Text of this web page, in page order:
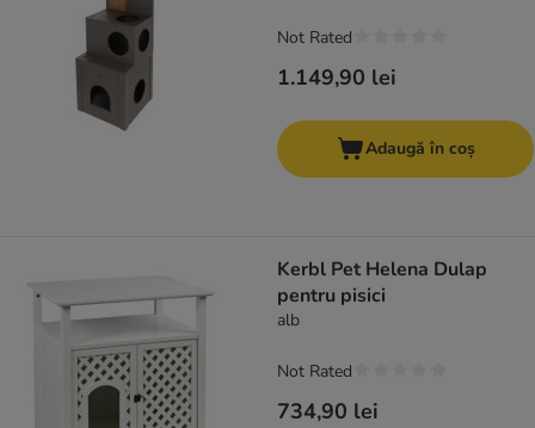
1.149,90 lei
Not Rated
Adaugă în coș
Kerbl Pet Helena Dulap
pentru pisici
alb
734,90 lei
Not Rated